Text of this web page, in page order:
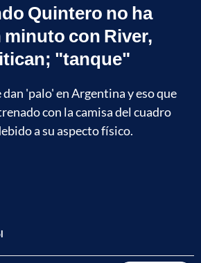
Quintero no ha
con River,
"tanque"
'palo' en Argentina y eso que
con la camisa del cuadro
a su aspecto físico.